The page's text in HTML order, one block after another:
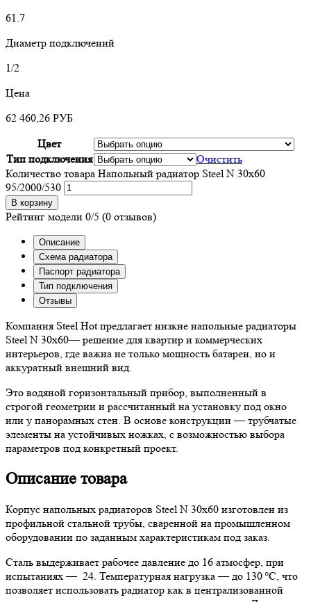
61.7
Диаметр подключений
1/2
Цена
62 460,26 РУБ
Цвет
Тип подключения
Очистить
Количество товара Напольный радиатор Steel N 30х60
95/2000/530
В корзину
Рейтинг модели 0/5 (0 отзывов)
Описание
Схема радиатора
Паспорт радиатора
Тип подключения
Отзывы
Компания Steel Hot предлагает низкие напольные радиаторы
Steel N 30х60— решение для квартир и коммерческих
интерьеров, где важна не только мощность батареи, но и
аккуратный внешний вид.
Это водяной горизонтальный прибор, выполненный в
строгой геометрии и рассчитанный на установку под окно
или у панорамных стен. В основе конструкции — трубчатые
элементы на устойчивых ножках, с возможностью выбора
параметров под конкретный проект.
Описание товара
Корпус напольных радиаторов Steel N 30х60 изготовлен из
профильной стальной трубы, сваренной на промышленном
оборудовании по заданным характеристикам под заказ.
Сталь выдерживает рабочее давление до 16 атмосфер, при
испытаниях — 24. Температурная нагрузка — до 130 °C, что
позволяет использовать радиатор как в централизованной